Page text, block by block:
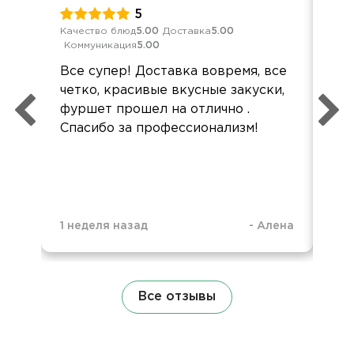
5
Качество блюд5.00 Доставка5.00
Коммуникация5.00
Все супер! Доставка вовремя, все
четко, красивые вкусные закуски,
фуршет прошел на отлично .
Спасибо за профессионализм!
1 неделя назад - Алена
Все отзывы